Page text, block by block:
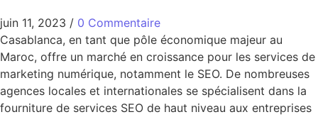
juin 11, 2023 / 0 Commentaire
Casablanca, en tant que pôle économique majeur au
Maroc, offre un marché en croissance pour les services de
marketing numérique, notamment le SEO. De nombreuses
agences locales et internationales se spécialisent dans la
fourniture de services SEO de haut niveau aux entreprises